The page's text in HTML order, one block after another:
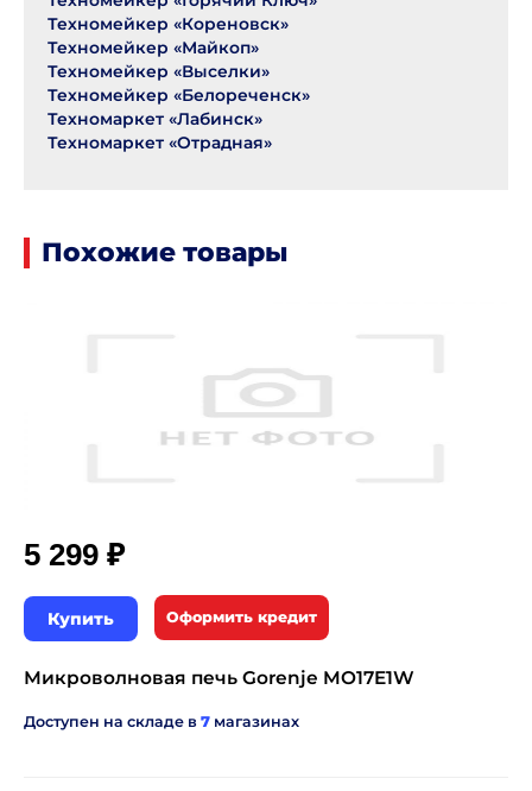
Техномейкер «Кореновск»
Техномейкер «Майкоп»
Техномейкер «Выселки»
Техномейкер «Белореченск»
Техномаркет «Лабинск»
Техномаркет «Отрадная»
Похожие товары
5 299 ₽
Купить Оформить кредит
Микроволновая печь Gorenje MO17E1W
Доступен на складе в 7 магазинах